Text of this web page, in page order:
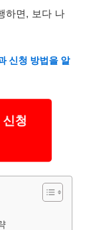
하면, 보다 나
신청 방법을 알
청